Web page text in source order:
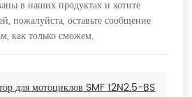
в наших продуктах и хотите
пожалуйста, оставьте сообщение
как только сможем.
для мотоциклов SMF 12N2.5-BS